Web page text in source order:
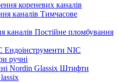
кореневих каналів
Тимчасове
Постійне пломбування
Ендоінструменти NIC
ручні
Штифти